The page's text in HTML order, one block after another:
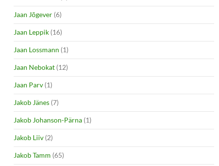
Jaan Jõgever (6)
Jaan Leppik (16)
Jaan Lossmann (1)
Jaan Nebokat (12)
Jaan Parv (1)
Jakob Jänes (7)
Jakob Johanson-Pärna (1)
Jakob Liiv (2)
Jakob Tamm (65)